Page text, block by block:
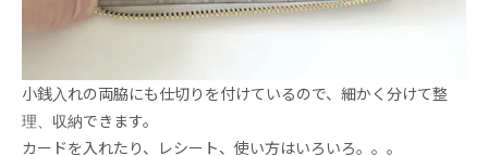
小銭入れの両脇にも仕切りを付けているので、細かく分けて整
理、収納できます。
カードを入れたり、レシート、使い方はいろいろ。。。